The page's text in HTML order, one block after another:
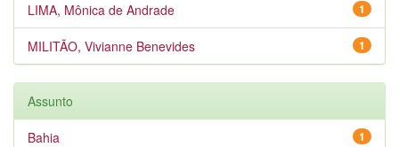
1
LIMA, Mônica de Andrade
1
MILITÃO, Vivianne Benevides
Assunto
1
Bahia